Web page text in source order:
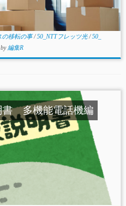
の移転の事/50_NTTフレッツ光/50_
by編集R
多機能電話機編